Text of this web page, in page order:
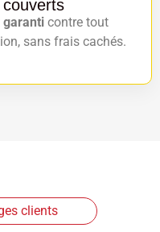
garanticontre tout
sans frais cachés.
clients